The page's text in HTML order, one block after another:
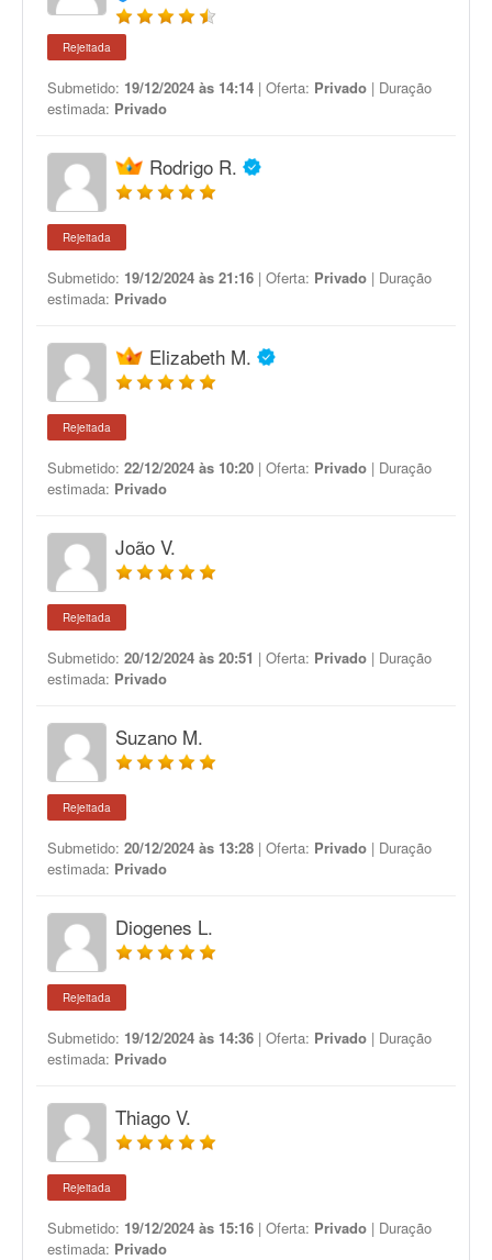
Rejeitada
Submetido: 19/12/2024 às 14:14 | Oferta: Privado | Duração
estimada: Privado
Rodrigo R.
Rejeitada
Submetido: 19/12/2024 às 21:16 | Oferta: Privado | Duração
estimada: Privado
Elizabeth M.
Rejeitada
Submetido: 22/12/2024 às 10:20 | Oferta: Privado | Duração
estimada: Privado
João V.
Rejeitada
Submetido: 20/12/2024 às 20:51 | Oferta: Privado | Duração
estimada: Privado
Suzano M.
Rejeitada
Submetido: 20/12/2024 às 13:28 | Oferta: Privado | Duração
estimada: Privado
Diogenes L.
Rejeitada
Submetido: 19/12/2024 às 14:36 | Oferta: Privado | Duração
estimada: Privado
Thiago V.
Rejeitada
Submetido: 19/12/2024 às 15:16 | Oferta: Privado | Duração
estimada: Privado